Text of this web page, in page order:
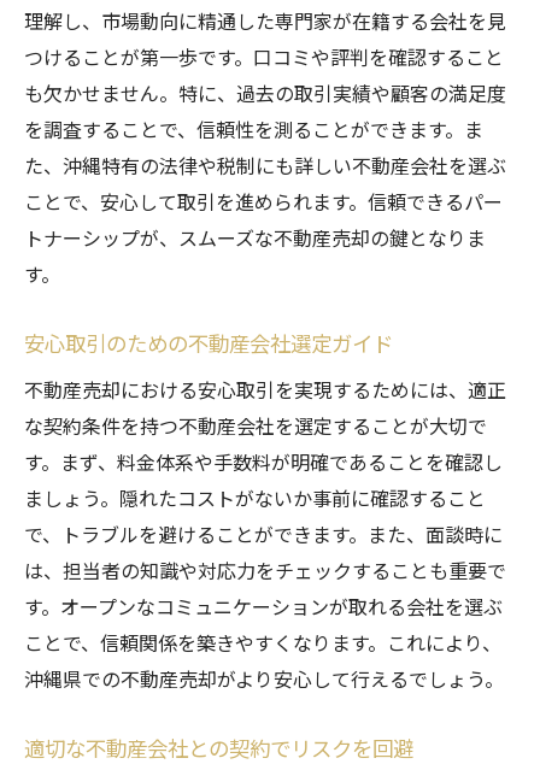
理解し、市場動向に精通した専門家が在籍する会社を見
つけることが第一歩です。口コミや評判を確認すること
も欠かせません。特に、過去の取引実績や顧客の満足度
を調査することで、信頼性を測ることができます。ま
た、沖縄特有の法律や税制にも詳しい不動産会社を選ぶ
ことで、安心して取引を進められます。信頼できるパー
トナーシップが、スムーズな不動産売却の鍵となりま
す。
安心取引のための不動産会社選定ガイド
不動産売却における安心取引を実現するためには、適正
な契約条件を持つ不動産会社を選定することが大切で
す。まず、料金体系や手数料が明確であることを確認し
ましょう。隠れたコストがないか事前に確認すること
で、トラブルを避けることができます。また、面談時に
は、担当者の知識や対応力をチェックすることも重要で
す。オープンなコミュニケーションが取れる会社を選ぶ
ことで、信頼関係を築きやすくなります。これにより、
沖縄県での不動産売却がより安心して行えるでしょう。
適切な不動産会社との契約でリスクを回避